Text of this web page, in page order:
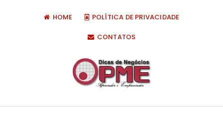
HOME POLÍTICA DE PRIVACIDADE
CONTATOS